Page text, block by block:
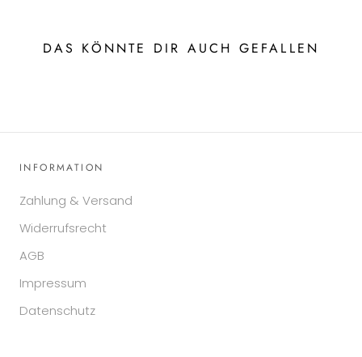
DAS KÖNNTE DIR AUCH GEFALLEN
INFORMATION
Zahlung & Versand
Widerrufsrecht
AGB
Impressum
Datenschutz